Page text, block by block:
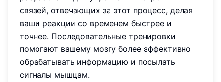
связей, отвечающих за этот процесс, делая
ваши реакции со временем быстрее и
точнее. Последовательные тренировки
помогают вашему мозгу более эффективно
обрабатывать информацию и посылать
сигналы мышцам.